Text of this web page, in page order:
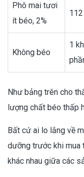
Phô mai tươi
ít béo, 2%
Không béo
1
Như bảng trên cho
lượng chất béo thấp
Bất cứ ai lo lắng về
dưỡng trước khi mua
khác nhau giữa các